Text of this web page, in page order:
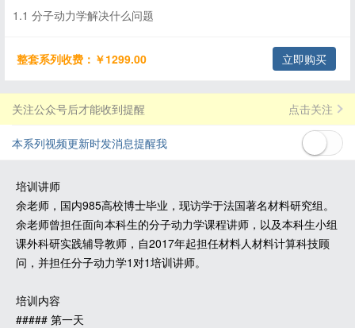
1.1 分子动力学解决什么问题
整套系列收费：￥1299.00 立即购买
关注公众号后才能收到提醒 点击关注
本系列视频更新时发消息提醒我
培训讲师
余老师，国内985高校博士毕业，现访学于法国著名材料研究组。
余老师曾担任面向本科生的分子动力学课程讲师，以及本科生小组
课外科研实践辅导教师，自2017年起担任材料人材料计算科技顾
问，并担任分子动力学1对1培训讲师。
培训内容
##### 第一天